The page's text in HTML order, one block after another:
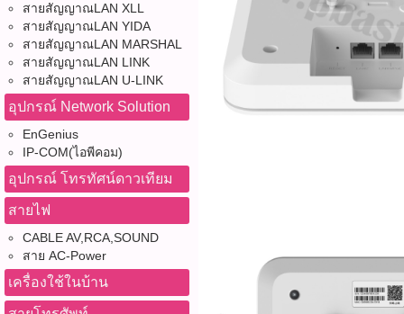
สายสัญญาณLAN XLL
สายสัญญาณLAN YIDA
สายสัญญาณLAN MARSHAL
สายสัญญาณLAN LINK
สายสัญญาณLAN U-LINK
อุปกรณ์ Network Solution
EnGenius
IP-COM(ไอพีคอม)
อุปกรณ์ โทรทัศน์ดาวเทียม
สายไฟ
CABLE AV,RCA,SOUND
สาย AC-Power
เครื่องใช้ในบ้าน